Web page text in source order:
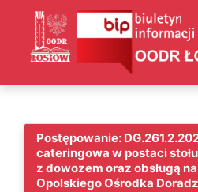
Postępowanie:
cateringowa w postaci
z dowozem oraz obsługą
Opolskiego Ośrodka